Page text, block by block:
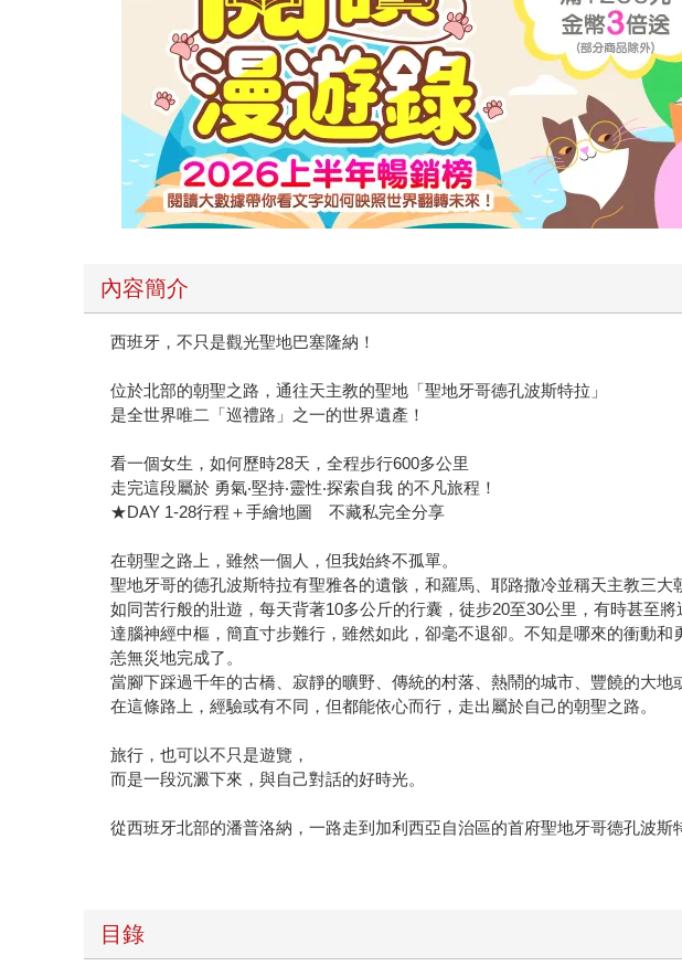
的禮物」。還有一位朝聖者說：「以前以為自己什麼都沒有，走出來後
的環境，放下眼前當局者迷的「局」之後，心鬆開來了，懂得活在當下
禮物，只看得到痛苦，不如，也試著踏上這一條朝聖之路，帶著屬於你自
內容簡介
西班牙，不只是觀光聖地巴塞隆納！
位於北部的朝聖之路，通往天主教的聖地「聖地牙哥德孔波斯特拉」
是全世界唯二「巡禮路」之一的世界遺產！
看一個女生，如何歷時28天，全程步行600多公里
走完這段屬於 勇氣‧堅持‧靈性‧探索自我 的不凡旅程！
★DAY 1-28行程＋手繪地圖 不藏私完全分享
在朝聖之路上，雖然一個人，但我始終不孤單。
聖地牙哥的德孔波斯特拉有聖雅各的遺骸，和羅馬、耶路撒冷並稱天主教三大
如同苦行般的壯遊，每天背著10多公斤的行囊，徒步20至30公里，有時甚至
達腦神經中樞，簡直寸步難行，雖然如此，卻毫不退卻。不知是哪來的衝動
恙無災地完成了。
當腳下踩過千年的古橋、寂靜的曠野、傳統的村落、熱鬧的城市、豐饒的大
在這條路上，經驗或有不同，但都能依心而行，走出屬於自己的朝聖之路。
旅行，也可以不只是遊覽，
而是一段沉澱下來，與自己對話的好時光。
從西班牙北部的潘普洛納，一路走到加利西亞自治區的首府聖地牙哥德孔波
目錄